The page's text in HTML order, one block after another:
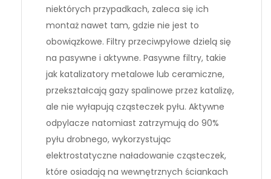
niektórych przypadkach, zaleca się ich
montaż nawet tam, gdzie nie jest to
obowiązkowe. Filtry przeciwpyłowe dzielą się
na pasywne i aktywne. Pasywne filtry, takie
jak katalizatory metalowe lub ceramiczne,
przekształcają gazy spalinowe przez katalizę,
ale nie wyłapują cząsteczek pyłu. Aktywne
odpylacze natomiast zatrzymują do 90%
pyłu drobnego, wykorzystując
elektrostatyczne naładowanie cząsteczek,
które osiadają na wewnętrznych ściankach